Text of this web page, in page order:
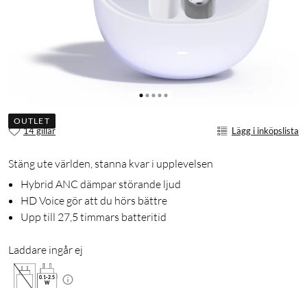
OUTLET
14 gillar Lägg i inköpslista
Stäng ute världen, stanna kvar i upplevelsen
Hybrid ANC dämpar störande ljud
HD Voice gör att du hörs bättre
Upp till 27,5 timmars batteritid
Laddare ingår ej
0.1-2.5
W